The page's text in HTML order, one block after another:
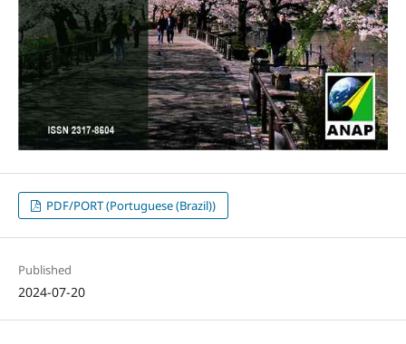
PDF/PORT (Portuguese (Brazil))
Published
2024-07-20